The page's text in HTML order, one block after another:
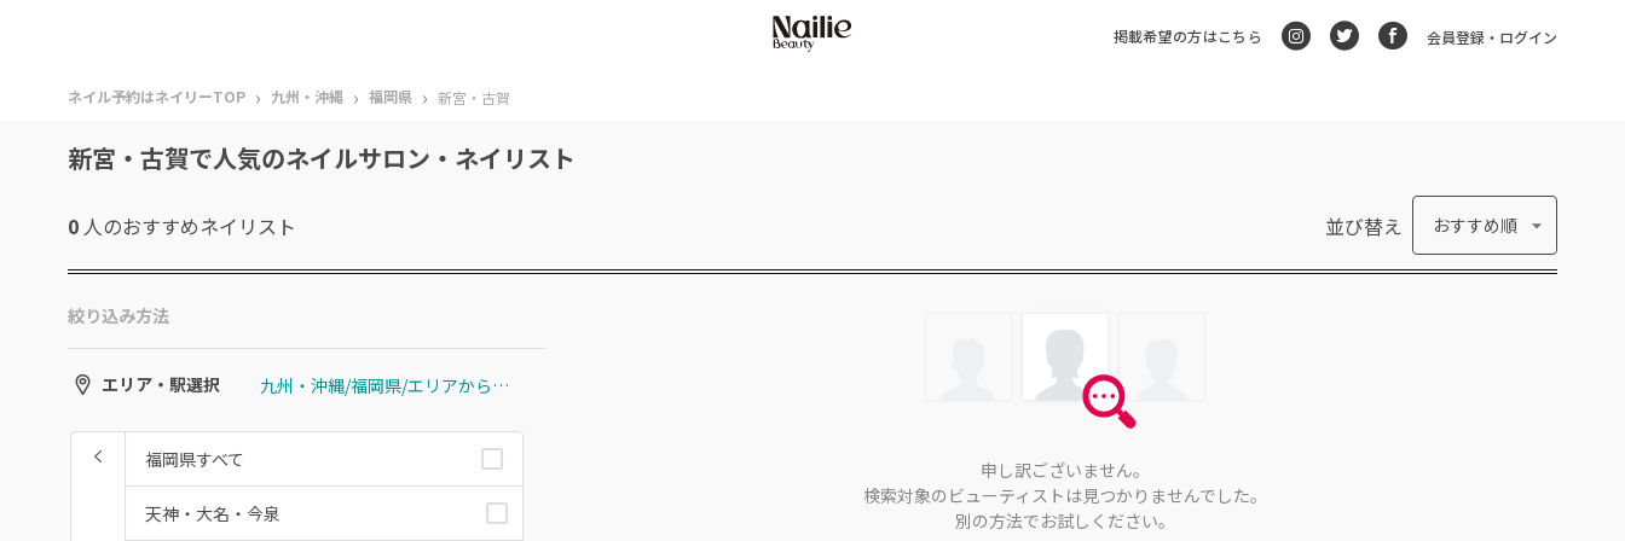
掲載希望の方はこちら 会員登録・ログイン
ネイル予約はネイリーTOP › 九州・沖縄 › 福岡県 › 新宮・古賀
新宮・古賀で人気のネイルサロン・ネイリスト
0 人のおすすめネイリスト 並び替え おすすめ順
絞り込み方法
エリア・駅選択 九州・沖縄/福岡県/エリアから選ぶ/新宮・古賀
福岡県すべて
天神・大名・今泉
申し訳ございません。
検索対象のビューティストは見つかりませんでした。
別の方法でお試しください。